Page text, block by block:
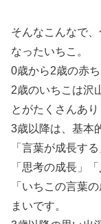
そんなこんなで
なったいちこ。
0歳から2歳の赤
2歳のいちこは沢
とがたくさんあり
3歳以降は、基本
「言葉が成長す
「思考の成長」
「いちこの言葉
まいです。